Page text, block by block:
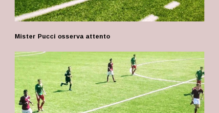
Mister Pucci osserva attento